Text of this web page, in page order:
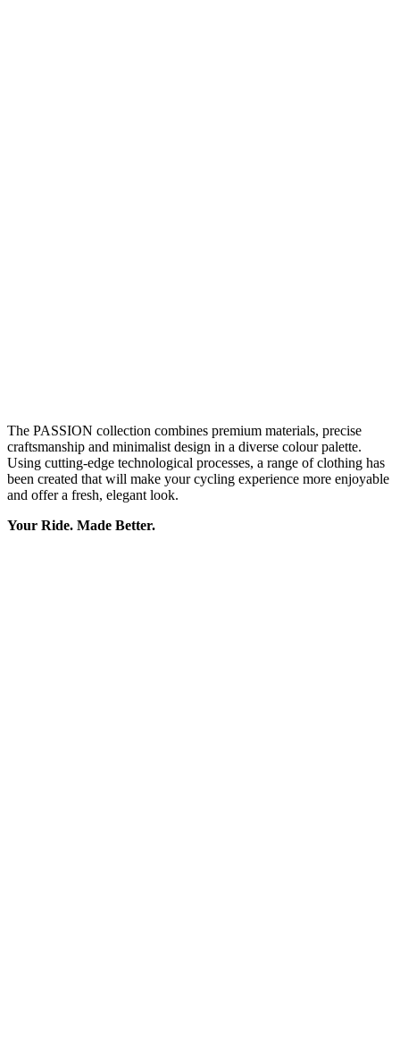
The PASSION collection combines premium materials, precise
craftsmanship and minimalist design in a diverse colour palette.
Using cutting-edge technological processes, a range of clothing has
been created that will make your cycling experience more enjoyable
and offer a fresh, elegant look.
Your Ride. Made Better.